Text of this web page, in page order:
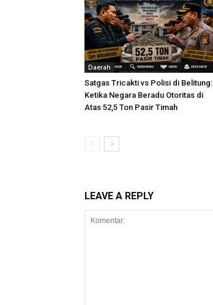
Daerah
Satgas Tricakti vs Polisi di Belitung:
Ketika Negara Beradu Otoritas di
Atas 52,5 Ton Pasir Timah
LEAVE A REPLY